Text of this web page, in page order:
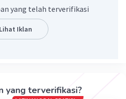
Iklan
yang telah terverifikasi
Lihat Iklan
yang terverifikasi?